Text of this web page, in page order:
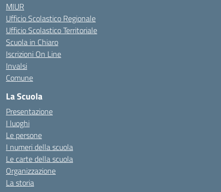
MIUR
Ufficio Scolastico Regionale
Ufficio Scolastico Territoriale
Scuola in Chiaro
Iscrizioni On Line
Invalsi
Comune
La Scuola
Presentazione
I luoghi
Le persone
I numeri della scuola
Le carte della scuola
Organizzazione
La storia